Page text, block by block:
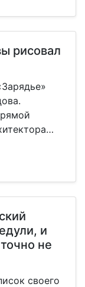
…
рисовал
два
и
не
своего